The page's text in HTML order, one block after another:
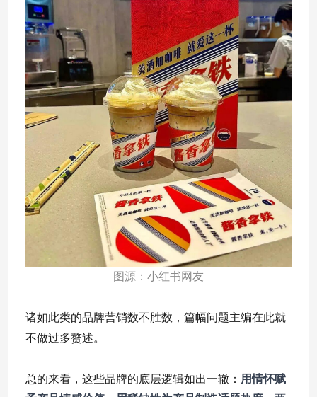
图源：小红书网友
诸如此类的品牌营销数不胜数，篇幅问题主编在此就
不做过多赘述。
总的来看，这些品牌的底层逻辑如出一辙： 用情怀赋